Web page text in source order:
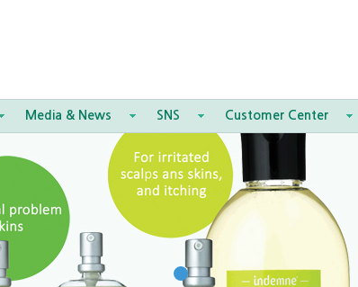
Media & News SNS Customer Center